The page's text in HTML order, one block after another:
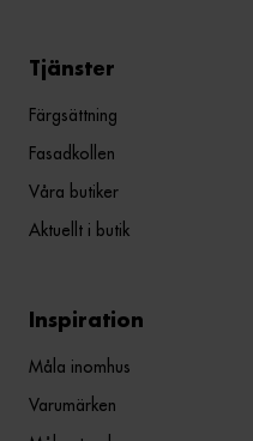
Tjänster
Färgsättning
Fasadkollen
Våra butiker
Aktuellt i butik
Inspiration
Måla inomhus
Varumärken